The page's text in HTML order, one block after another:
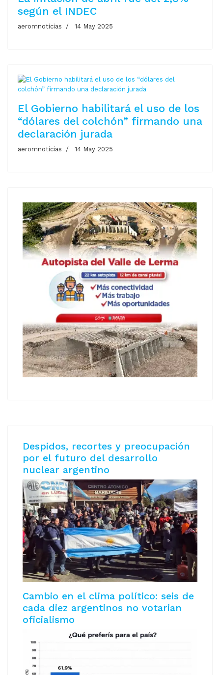
según el INDEC
aeromnoticias 14 May 2025
El Gobierno habilitará el uso de los
“dólares del colchón” firmando una
declaración jurada
aeromnoticias 14 May 2025
Despidos, recortes y preocupación
por el futuro del desarrollo
nuclear argentino
Cambio en el clima político: seis de
cada diez argentinos no votarian
oficialismo